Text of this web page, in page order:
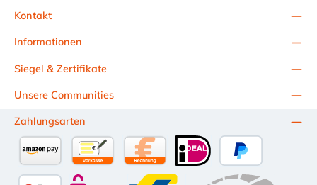
Kontakt
Informationen
Unsere Communities
Siegel & Zertifikate
Zahlungsarten
PayPal
Kauf auf Rechnung (10 Tage Netto)
Amazon Pay Vorkasse per Überweisung